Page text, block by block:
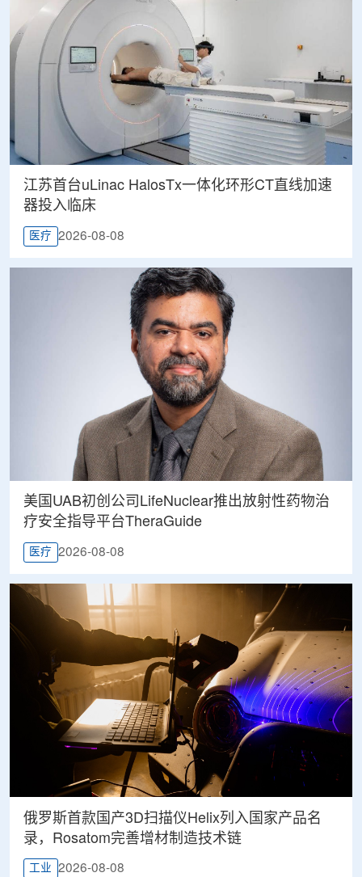
江苏首台uLinac HalosTx一体化环形CT直线加速
器投入临床
医疗 2026-08-08
美国UAB初创公司LifeNuclear推出放射性药物治
疗安全指导平台TheraGuide
医疗 2026-08-08
俄罗斯首款国产3D扫描仪Helix列入国家产品名
录，Rosatom完善增材制造技术链
工业 2026-08-08